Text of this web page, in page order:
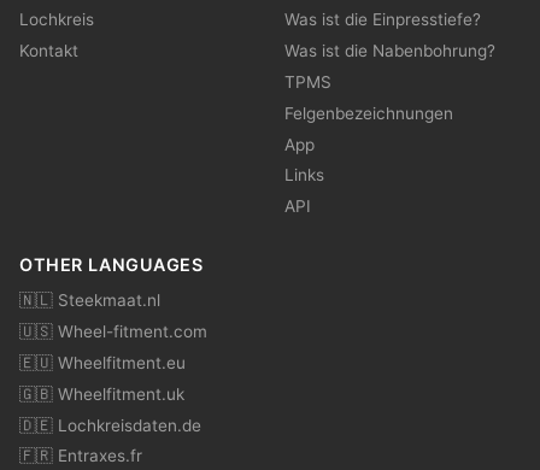
Lochkreis
Kontakt
Was ist die Einpresstiefe?
Was ist die Nabenbohrung?
TPMS
Felgenbezeichnungen
App
Links
API
OTHER LANGUAGES
🇳🇱 Steekmaat.nl
🇺🇸 Wheel-fitment.com
🇪🇺 Wheelfitment.eu
🇬🇧 Wheelfitment.uk
🇩🇪 Lochkreisdaten.de
🇫🇷 Entraxes.fr